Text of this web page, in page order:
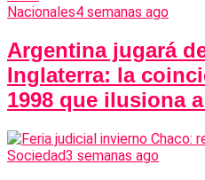
Nacionales4 semanas ago
Argentina jugará
Inglaterra: la
1998 que ilusiona
Sociedad3 semanas ago